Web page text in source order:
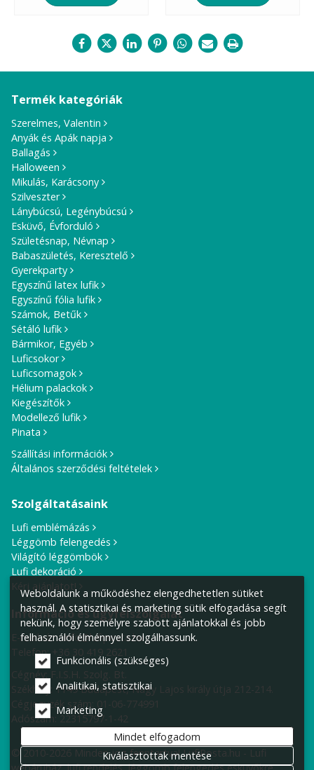
Termék kategóriák
Szerelmes, Valentin
Anyák és Apák napja
Ballagás
Halloween
Mikulás, Karácsony
Szilveszter
Lánybúcsú, Legénybúcsú
Esküvő, Évforduló
Születésnap, Névnap
Babaszületés, Keresztelő
Gyerekparty
Egyszínű latex lufik
Egyszínű fólia lufik
Számok, Betűk
Sétáló lufik
Bármikor, Egyéb
Luficsokor
Luficsomagok
Hélium palackok
Kiegészítők
Modellező lufik
Pinata
Szállítási információk
Általános szerződési feltételek
Szolgáltatásaink
Lufi emblémázás
Léggömb felengedés
Világító léggömbök
Lufi dekoráció
Kérj ajánlatot!
Információ és ügyfélszolgálat
E-mail cím:info@lufiposta.hu
Telefon:+36 30 419 2621
Cégnév: F.I.S.H. Szolg. Bt.
Székhely: 1149 Budapest, Nagy Lajos király útja 212-214.
Cégjegyzék szám: 01-06-774991
Adószám: 22315797-1-42
© 2010-2026 Minden jog fenntartva! LufiPosta.hu - Lufi
Weboldalunk a működéshez elengedhetetlen sütiket
használ. A statisztikai és marketing sütik elfogadása segít
nekünk, hogy személyre szabott ajánlatokkal és jobb
felhasználói élménnyel szolgálhassunk.
Funkcionális (szükséges)
Analitikai, statisztikai
Marketing
Mindet elfogadom
Kiválasztottak mentése